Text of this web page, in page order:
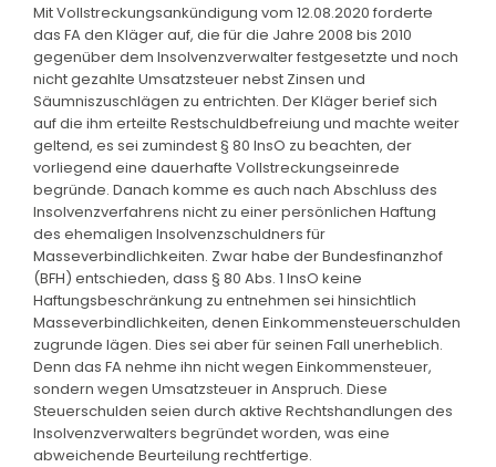
Mit Vollstreckungsankündigung vom 12.08.2020 forderte
das FA den Kläger auf, die für die Jahre 2008 bis 2010
gegenüber dem Insolvenzverwalter festgesetzte und noch
nicht gezahlte Umsatzsteuer nebst Zinsen und
Säumniszuschlägen zu entrichten. Der Kläger berief sich
auf die ihm erteilte Restschuldbefreiung und machte weiter
geltend, es sei zumindest § 80 InsO zu beachten, der
vorliegend eine dauerhafte Vollstreckungseinrede
begründe. Danach komme es auch nach Abschluss des
Insolvenzverfahrens nicht zu einer persönlichen Haftung
des ehemaligen Insolvenzschuldners für
Masseverbindlichkeiten. Zwar habe der Bundesfinanzhof
(BFH) entschieden, dass § 80 Abs. 1 InsO keine
Haftungsbeschränkung zu entnehmen sei hinsichtlich
Masseverbindlichkeiten, denen Einkommensteuerschulden
zugrunde lägen. Dies sei aber für seinen Fall unerheblich.
Denn das FA nehme ihn nicht wegen Einkommensteuer,
sondern wegen Umsatzsteuer in Anspruch. Diese
Steuerschulden seien durch aktive Rechtshandlungen des
Insolvenzverwalters begründet worden, was eine
abweichende Beurteilung rechtfertige.